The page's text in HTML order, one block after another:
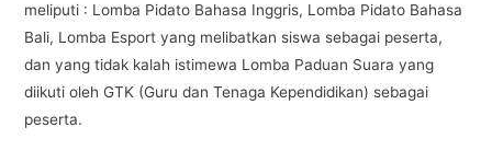
meliputi : Lomba Pidato Bahasa Inggris, Lomba Pidato Bahasa
Bali, Lomba Esport yang melibatkan siswa sebagai peserta,
dan yang tidak kalah istimewa Lomba Paduan Suara yang
diikuti oleh GTK (Guru dan Tenaga Kependidikan) sebagai
peserta.